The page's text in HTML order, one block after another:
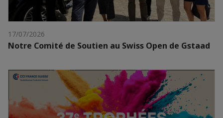
17/07/2026
Notre Comité de Soutien au Swiss Open de Gstaad